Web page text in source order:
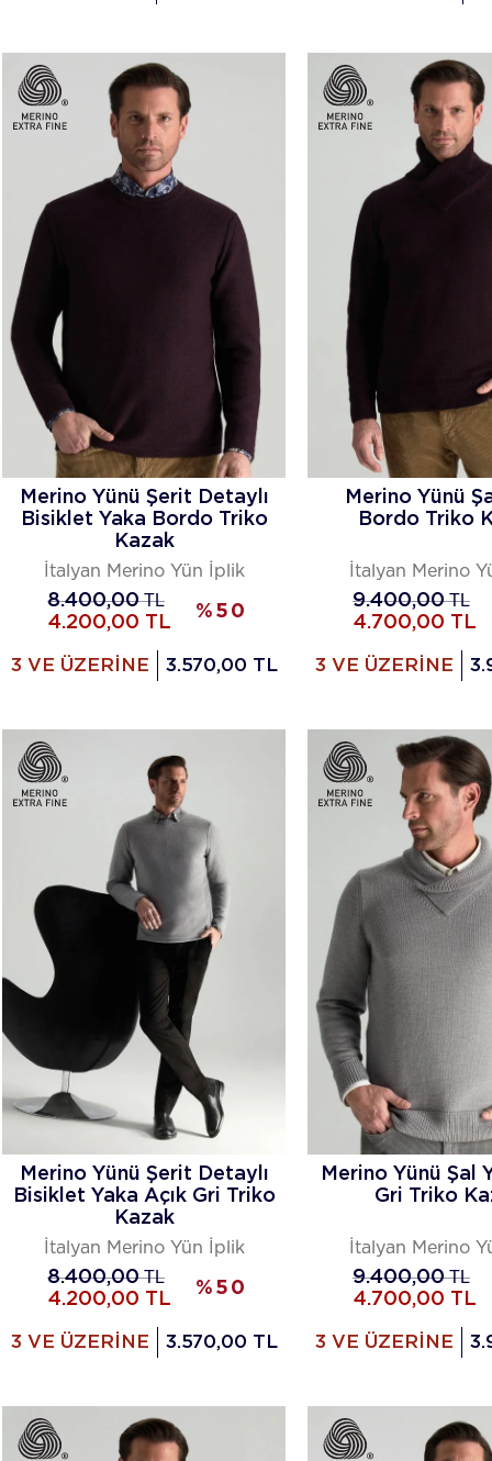
Merino Yünü Şerit Detaylı
Bisiklet Yaka Bordo Triko
Kazak
İtalyan Merino Yün İplik
8.400,00TL
4.200,00 TL
% 50
3 VE ÜZERİNE 3.570,00 TL
Merino Yünü
Bordo Triko
İtalyan Merino
9.400,00TL
4.700,00 TL
3 VE ÜZERİNE
Merino Yünü Şerit Detaylı
Bisiklet Yaka Açık Gri Triko
Kazak
İtalyan Merino Yün İplik
8.400,00TL
4.200,00 TL
% 50
3 VE ÜZERİNE 3.570,00 TL
Merino Yünü Şal
Gri Triko
İtalyan Merino
9.400,00TL
4.700,00 TL
3 VE ÜZERİNE